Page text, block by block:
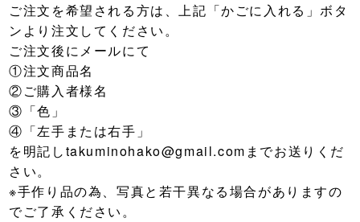
ご注文を希望される方は、上記「かごに入れる」ボタ
ンより注文してください。
ご注文後にメールにて
①注文商品名
②ご購入者様名
③「色」
④「左手または右手」
を明記しtakuminohako@gmail.comまでお送りくだ
さい。
※手作り品の為、写真と若干異なる場合がありますの
でご了承ください。